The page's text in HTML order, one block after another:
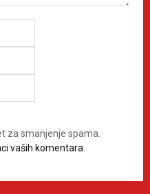
za smanjenje spama.
vaših komentara.